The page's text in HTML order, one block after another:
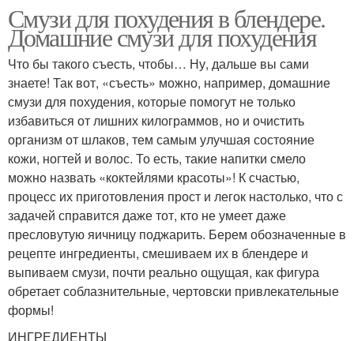
Смузи для похудения в блендере.
Домашние смузи для похудения
Что бы такого съесть, чтобы… Ну, дальше вы сами
знаете! Так вот, «съесть» можно, например, домашние
смузи для похудения, которые помогут не только
избавиться от лишних килограммов, но и очистить
организм от шлаков, тем самым улучшая состояние
кожи, ногтей и волос. То есть, такие напитки смело
можно назвать «коктейлями красоты»! К счастью,
процесс их приготовления прост и легок настолько, что с
задачей справится даже тот, кто не умеет даже
пресловутую яичницу поджарить. Берем обозначенные в
рецепте ингредиенты, смешиваем их в блендере и
выпиваем смузи, почти реально ощущая, как фигура
обретает соблазнительные, чертовски привлекательные
формы!
ИНГРЕДИЕНТЫ